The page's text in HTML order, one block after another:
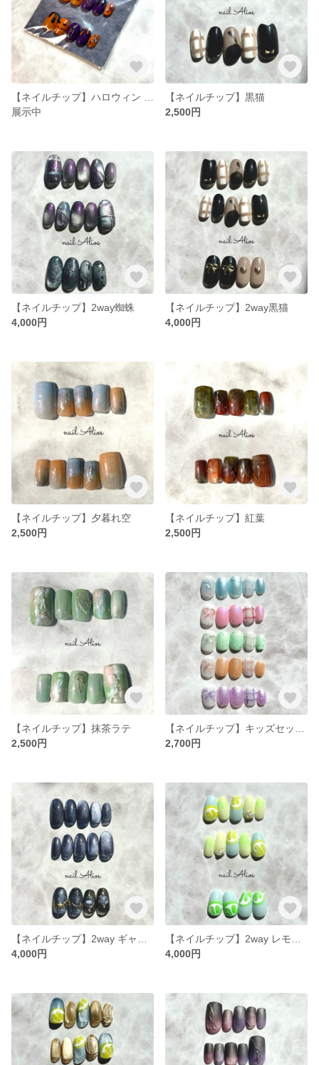
展示中
【ネイルチップ】黒猫
2,500円
【ネイルチップ】2way蜘蛛
4,000円
【ネイルチップ】2way黒猫
4,000円
【ネイルチップ】夕暮れ空
2,500円
【ネイルチップ】紅葉
2,500円
【ネイルチップ】抹茶ラテ
2,500円
2,700円
4,000円
4,000円